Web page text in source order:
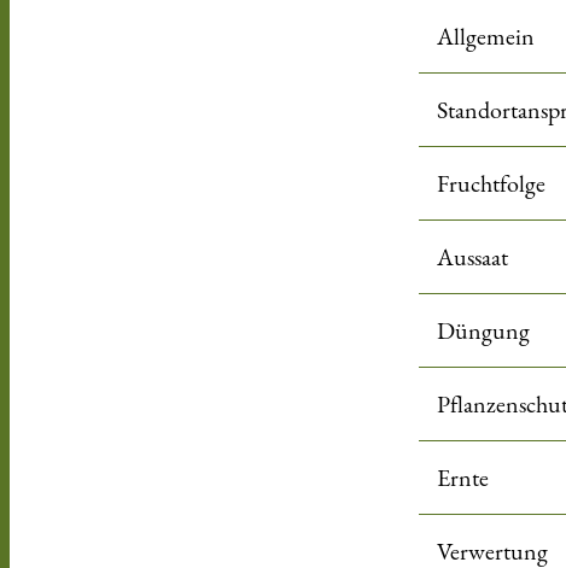
Allgemein
Fruchtfolge
Aussaat
Düngung
Ernte
Verwertung